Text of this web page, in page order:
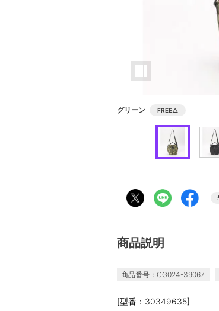
グリーン FREE△
商品説明
商品番号：CG024-39067
[型番：30349635]